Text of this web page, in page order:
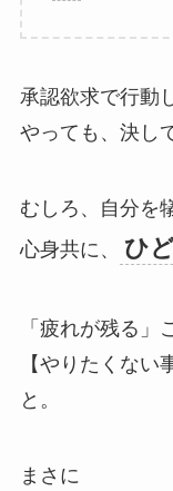
承認欲求で行動
やっても、決し
むしろ、自分を
心身共に、
ひ
「疲れが残る」
【やりたくない
と。
まさに